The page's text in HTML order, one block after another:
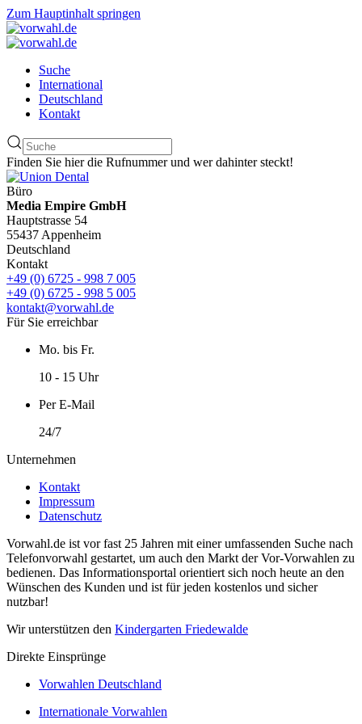
Zum Hauptinhalt springen
Suche
International
Deutschland
Kontakt
Finden Sie hier die Rufnummer und wer dahinter steckt!
Büro
Media Empire GmbH
Hauptstrasse 54
55437 Appenheim
Deutschland
Kontakt
+49 (0) 6725 - 998 7 005
+49 (0) 6725 - 998 5 005
kontakt@vorwahl.de
Für Sie erreichbar
Mo. bis Fr.
10 - 15 Uhr
Per E-Mail
24/7
Unternehmen
Kontakt
Impressum
Datenschutz
Vorwahl.de ist vor fast 25 Jahren mit einer umfassenden Suche nach
Telefonvorwahl gestartet, um auch den Markt der Vor-Vorwahlen zu
bedienen. Das Informationsportal orientiert sich noch heute an den
Wünschen des Kunden und ist für jeden kostenlos und sicher
nutzbar!
Wir unterstützen den Kindergarten Friedewalde
Direkte Einsprünge
Vorwahlen Deutschland
Internationale Vorwahlen